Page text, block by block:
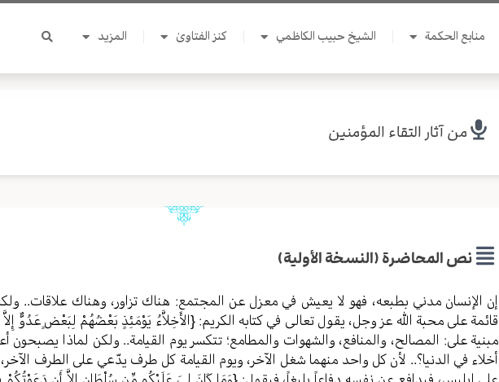
منابع الحكمة الشيخ حبيب الكاظمي كنز الفتاوىٰ المزيد
من آثار التقاء المؤمنين
نص المحاضرة (النسخة الأولية)
إن الإنسان مدني بطبعه، فهو لا يعيش في معزل عن المجتمع: هناك تزاور، وهناك علاقات..
قائمة على محبة الله عز وجل، يقول تعالى في كتابه الكريم: {الأَخِلاَّءُ يَوْمَئِذٍ بَعْضُهُمْ لِبَعْضٍ عَدُوٌّ
مبنية على: المصالح، والمنافع، والشهوات والمطامع؛ تتكسر يوم القيامة.. ولكن لماذا يصبحون
أخلاء في الدنيا؟.. لأن كل واحد منهما شغل الآخر، ويوم القيامة كل طرف يدّعي على الطرف